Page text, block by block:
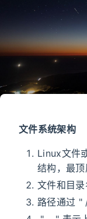
文件系统架构
Linux文件
结构，最
文件和目
路径通过 "